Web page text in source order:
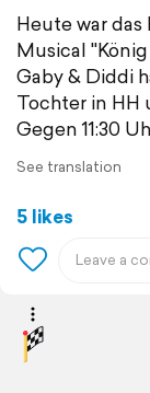
Heute war
Musical
Gaby & Diddi
Tochter in HH
Gegen 11:30
See translation
5 likes